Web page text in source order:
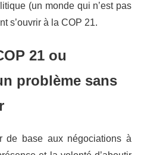
(un monde qui n’est pas
s’ouvrir à la COP 21.
21 ou
problème sans
de base aux négociations à